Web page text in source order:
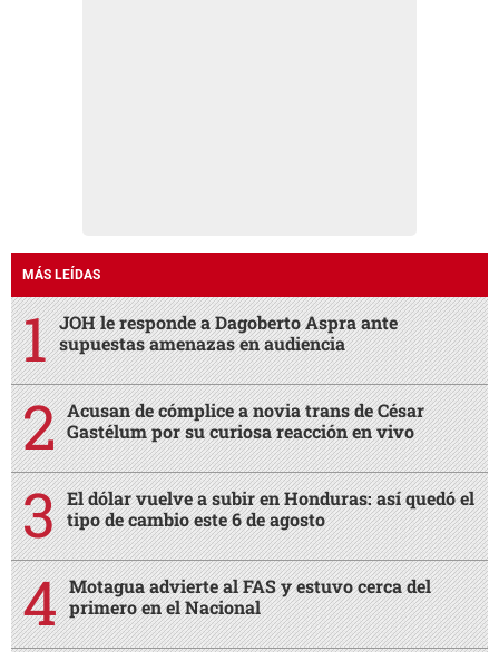
MÁS LEÍDAS
JOH le responde a Dagoberto Aspra ante
supuestas amenazas en audiencia
Acusan de cómplice a novia trans de César
Gastélum por su curiosa reacción en vivo
El dólar vuelve a subir en Honduras: así quedó el
tipo de cambio este 6 de agosto
Motagua advierte al FAS y estuvo cerca del
primero en el Nacional